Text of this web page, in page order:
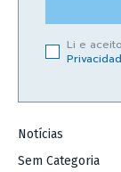
Li e
Notícias
Sem Categoria